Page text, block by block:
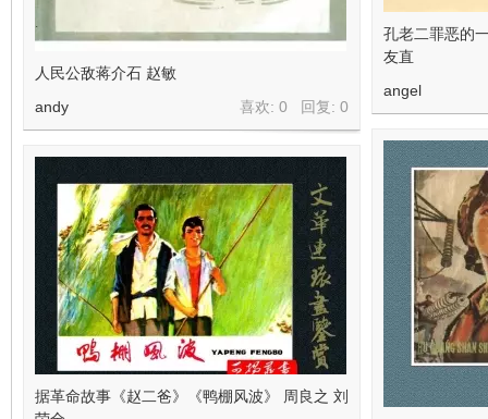
人民公敌蒋介石 赵敏
喜欢: 0 回复: 0
andy
孔老二罪恶的
友直
angel
据革命故事《赵二爸》《鸭棚风波》 周良之 刘